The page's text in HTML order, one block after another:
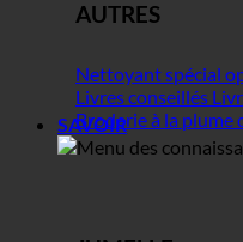
AUTRES
Nettoyant spécial
Livres conseillés
Broderie à la plume
SAVOIR